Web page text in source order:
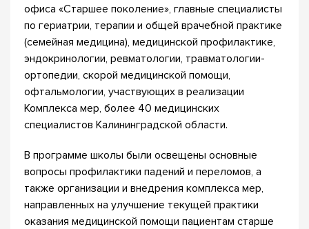
офиса «Старшее поколение», главные специалисты
по гериатрии, терапии и общей врачебной практике
(семейная медицина), медицинской профилактике,
эндокринологии, ревматологии, травматологии-
ортопедии, скорой медицинской помощи,
офтальмологии, участвующих в реализации
Комплекса мер, более 40 медицинских
специалистов Калининградской области.
В программе школы были освещены основные
вопросы профилактики падений и переломов, а
также организации и внедрения комплекса мер,
направленных на улучшение текущей практики
оказания медицинской помощи пациентам старше